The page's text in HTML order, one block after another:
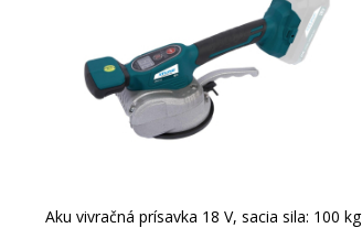
Aku vivračná prísavka 18 V, sacia sila: 100 kg